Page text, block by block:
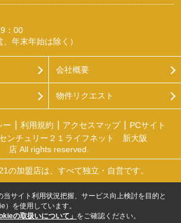
：00
年末年始は除く）
会社概要
物件リクエスト
ー 利用規約 アクセスマップ
PCサイト
ンチュリー２１ライフネット 新大阪
店 All rights reserved.
の加盟店は、すべて独立・自営です。
当サイト利用状況把握、サービス向上検討を目的と
）を使用しています。
の取扱いについて」 をご確認ください。